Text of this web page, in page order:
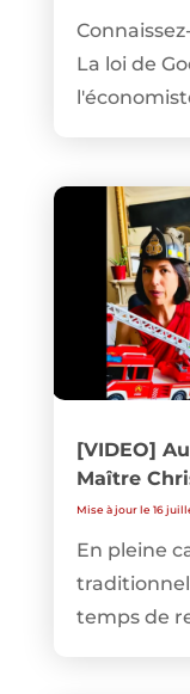
La loi de
[VIDEO]
Maître
Mise à jour le 16
En pleine
temps de